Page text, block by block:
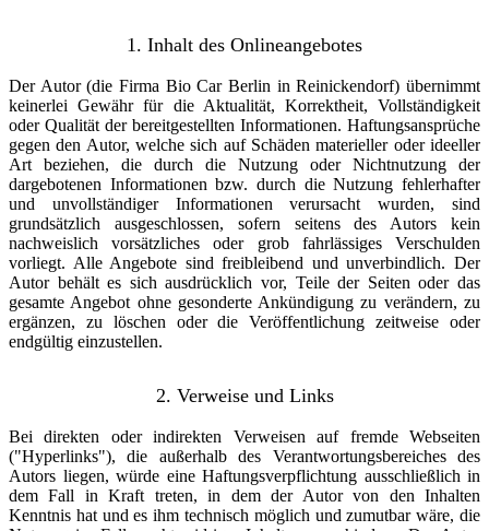
1. Inhalt des Onlineangebotes
Der Autor (die Firma Bio Car Berlin in Reinickendorf) übernimmt
keinerlei Gewähr für die Aktualität, Korrektheit, Vollständigkeit
oder Qualität der bereitgestellten Informationen. Haftungsansprüche
gegen den Autor, welche sich auf Schäden materieller oder ideeller
Art beziehen, die durch die Nutzung oder Nichtnutzung der
dargebotenen Informationen bzw. durch die Nutzung fehlerhafter
und unvollständiger Informationen verursacht wurden, sind
grundsätzlich ausgeschlossen, sofern seitens des Autors kein
nachweislich vorsätzliches oder grob fahrlässiges Verschulden
vorliegt. Alle Angebote sind freibleibend und unverbindlich. Der
Autor behält es sich ausdrücklich vor, Teile der Seiten oder das
gesamte Angebot ohne gesonderte Ankündigung zu verändern, zu
ergänzen, zu löschen oder die Veröffentlichung zeitweise oder
endgültig einzustellen.
2. Verweise und Links
Bei direkten oder indirekten Verweisen auf fremde Webseiten
("Hyperlinks"), die außerhalb des Verantwortungsbereiches des
Autors liegen, würde eine Haftungsverpflichtung ausschließlich in
dem Fall in Kraft treten, in dem der Autor von den Inhalten
Kenntnis hat und es ihm technisch möglich und zumutbar wäre, die